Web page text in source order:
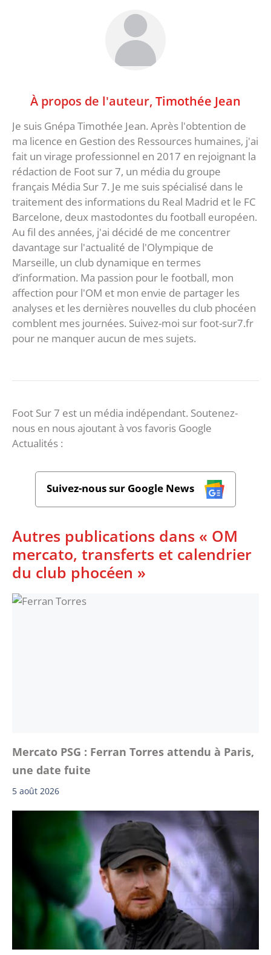
À propos de l'auteur, Timothée Jean
Je suis Gnépa Timothée Jean. Après l'obtention de
ma licence en Gestion des Ressources humaines, j'ai
fait un virage professionnel en 2017 en rejoignant la
rédaction de Foot sur 7, un média du groupe
français Média Sur 7. Je me suis spécialisé dans le
traitement des informations du Real Madrid et le FC
Barcelone, deux mastodontes du football européen.
Au fil des années, j'ai décidé de me concentrer
davantage sur l'actualité de l'Olympique de
Marseille, un club dynamique en termes
d’information. Ma passion pour le football, mon
affection pour l'OM et mon envie de partager les
analyses et les dernières nouvelles du club phocéen
comblent mes journées. Suivez-moi sur foot-sur7.fr
pour ne manquer aucun de mes sujets.
Foot Sur 7 est un média indépendant. Soutenez-
nous en nous ajoutant à vos favoris Google
Actualités :
Suivez-nous sur Google News
Autres publications dans « OM
mercato, transferts et calendrier
du club phocéen »
Mercato PSG : Ferran Torres attendu à Paris,
une date fuite
5 août 2026